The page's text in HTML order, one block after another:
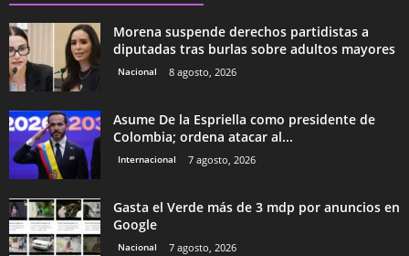
Morena suspende derechos partidistas a
diputadas tras burlas sobre adultos mayores
Nacional 8 agosto, 2026
Asume De la Espriella como presidente de
Colombia; ordena atacar al...
Internacional 7 agosto, 2026
Gasta el Verde más de 3 mdp por anuncios en
Google
Nacional 7 agosto, 2026